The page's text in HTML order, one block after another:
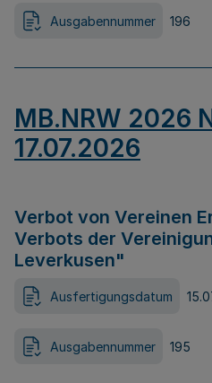
Ausgabennummer 196
MB.NRW 2026
17.07.2026
Verbot von Vereinen
Verbots der
Leverkusen"
Ausfertigungsdatum
Ausgabennummer 195